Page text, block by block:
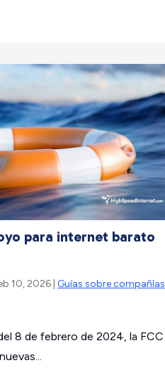
cobertura Ver Plan
para internet barato
10, 2026 | Guías sobre compañías
8 de febrero de 2024, la FCC